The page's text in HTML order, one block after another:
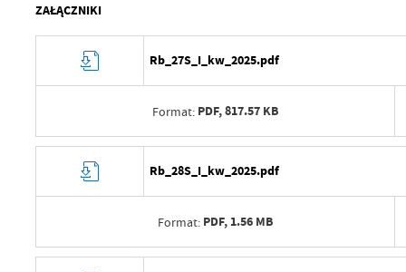
ZAŁĄCZNIKI
Rb_27S_I_kw_2025.pdf
Format: PDF,817.57 KB
Data opublikowania
Opublikował
Rb_28S_I_kw_2025.pdf
Format: PDF, 1.56 MB